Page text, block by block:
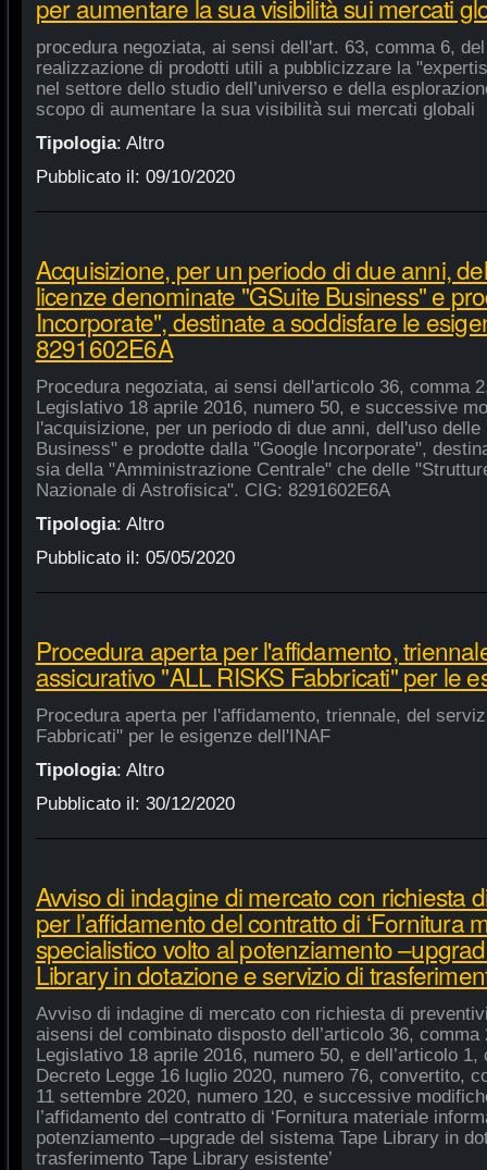
per aumentare la sua visibilità sui mercati
procedura negoziata, ai sensi dell'art. 63, comma 6,
realizzazione di prodotti utili a pubblicizzare la
nel settore dello studio dell’universo e della
scopo di aumentare la sua visibilità sui mercati globali
Tipologia: Altro
Pubblicato il: 09/10/2020
Acquisizione, per un periodo di due anni,
licenze denominate "GSuite Business" e
Incorporate", destinate a soddisfare le
8291602E6A
Procedura negoziata, ai sensi dell'articolo 36, comma
Legislativo 18 aprile 2016, numero 50, e successive
l'acquisizione, per un periodo di due anni, dell'uso
Business" e prodotte dalla "Google Incorporate",
sia della "Amministrazione Centrale" che delle
Nazionale di Astrofisica". CIG: 8291602E6A
Tipologia: Altro
Pubblicato il: 05/05/2020
Procedura aperta per l'affidamento,
assicurativo "ALL RISKS Fabbricati" per le
Procedura aperta per l'affidamento, triennale, del
Fabbricati" per le esigenze dell'INAF
Tipologia: Altro
Pubblicato il: 30/12/2020
Avviso di indagine di mercato con richiesta
per l’affidamento del contratto di ‘Fornitura
specialistico volto al potenziamento
Library in dotazione e servizio di
Avviso di indagine di mercato con richiesta di
aisensi del combinato disposto dell’articolo 36,
Legislativo 18 aprile 2016, numero 50, e dell’articolo
Decreto Legge 16 luglio 2020, numero 76, convertito,
11 settembre 2020, numero 120, e successive
l’affidamento del contratto di ‘Fornitura materiale
potenziamento –upgrade del sistema Tape Library in
trasferimento Tape Library esistente’